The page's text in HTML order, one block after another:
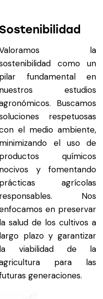
Sostenibilidad
la
como un
pilar fundamental en
nuestros estudios
Buscamos
respetuosas
el medio ambiente,
minimizando el uso de
productos químicos
nocivos y fomentando
prácticas agrícolas
responsables. Nos
en preservar
la salud de los cultivos a
largo plazo y garantizar
la viabilidad de la
para las
generaciones.